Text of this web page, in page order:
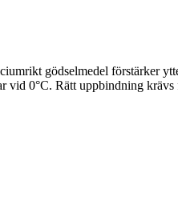
gödselmedel förstärker
vid 0°C. Rätt uppbindning krävs